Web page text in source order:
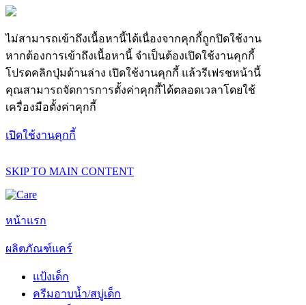
ไม่สามารถเข้าถึงเนื้อหานี้ได้เนื่องจากคุกกี้ถูกปิดใช้งาน
หากต้องการเข้าถึงเนื้อหานี้ จำเป็นต้องเปิดใช้งานคุกกี้
โปรดคลิกปุ่มด้านล่าง เปิดใช้งานคุกกี้ แล้วรีเฟรชหน้านี้
คุณสามารถจัดการการตั้งค่าคุกกี้ได้ตลอดเวลาโดยใช้
เครื่องมือตั้งค่าคุกกี้
เปิดใช้งานคุกกี้
SKIP TO MAIN CONTENT
หน้าแรก
ผลิตภัณฑ์แคร์
แป้งเด็ก
ครีมอาบน้ำ/สบู่เด็ก